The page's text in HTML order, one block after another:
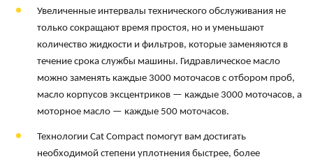
Увеличенные интервалы технического обслуживания не
только сокращают время простоя, но и уменьшают
количество жидкости и фильтров, которые заменяются в
течение срока службы машины. Гидравлическое масло
можно заменять каждые 3000 моточасов с отбором проб,
масло корпусов эксцентриков — каждые 3000 моточасов, а
моторное масло — каждые 500 моточасов.
Технологии Cat Compact помогут вам достигать
необходимой степени уплотнения быстрее, более